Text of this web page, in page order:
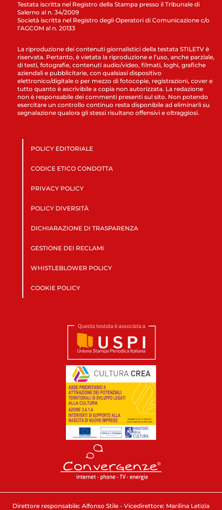
Testata iscritta nel Registro della Stampa presso il Tribunale di
Salerno al n. 34/2009
Società iscritta nel Registro degli Operatori di Comunicazione c/o
l’AGCOM al n. 20133
La riproduzione dei contenuti giornalistici della testata STILETV è
riservata. Pertanto, è vietata la riproduzione e l’uso, anche parziale,
di testi, fotografie, contenuti audio/video, filmati, loghi, grafiche
aziendali e pubblicitarie, con qualsiasi dispositivo
elettronico/digitale o per mezzo di fotocopie, registrazioni, cover e
tutto quanto è ascrivibile a copia non autorizzata. La redazione
non è responsabile dei commenti presenti sul sito. Non potendo
esercitare un controllo continuo resta disponibile ad eliminarli su
segnalazione qualora gli stessi risultano offensivi e oltraggiosi.
POLICY EDITORIALE
CODICE ETICO CONDOTTA
PRIVACY POLICY
POLICY DIVERSITÀ
DICHIARAZIONE DI TRASPARENZA
GESTIONE DEI RECLAMI
WHISTLEBLOWER POLICY
COOKIE POLICY
Direttore responsabile: Alfonso Stile - Vicedirettore: Marilina Letizia